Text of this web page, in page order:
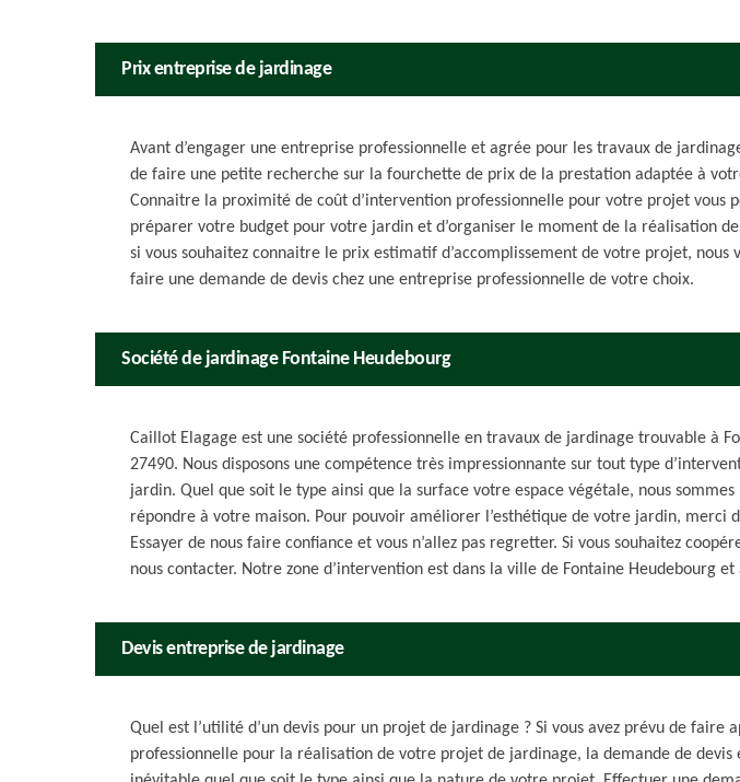
Prix entreprise de jardinage
Avant d’engager une entreprise professionnelle et agrée pour les travaux de
de faire une petite recherche sur la fourchette de prix de la prestation adaptée à
Connaitre la proximité de coût d’intervention professionnelle pour votre projet vous
préparer votre budget pour votre jardin et d’organiser le moment de la réalisation
si vous souhaitez connaitre le prix estimatif d’accomplissement de votre projet, nous
faire une demande de devis chez une entreprise professionnelle de votre choix.
Société de jardinage Fontaine Heudebourg
Caillot Elagage est une société professionnelle en travaux de jardinage trouvable à
27490. Nous disposons une compétence très impressionnante sur tout type
jardin. Quel que soit le type ainsi que la surface votre espace végétale, nous
répondre à votre maison. Pour pouvoir améliorer l’esthétique de votre jardin, merci
Essayer de nous faire confiance et vous n’allez pas regretter. Si vous souhaitez
nous contacter. Notre zone d’intervention est dans la ville de Fontaine Heudebourg et
Devis entreprise de jardinage
Quel est l’utilité d’un devis pour un projet de jardinage ? Si vous avez prévu de faire
professionnelle pour la réalisation de votre projet de jardinage, la demande de devis